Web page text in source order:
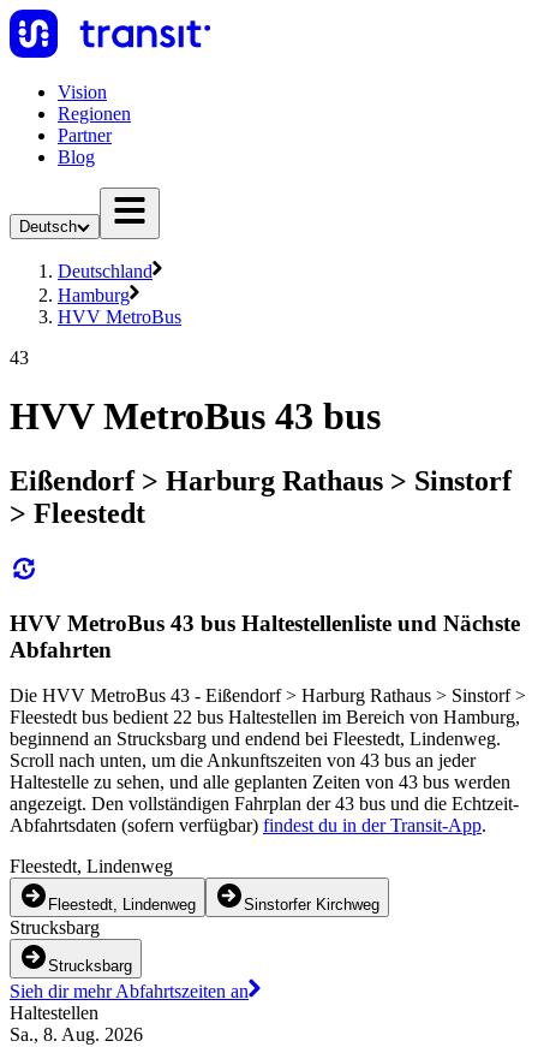
Vision
Regionen
Partner
Blog
Deutsch
Deutschland
Hamburg
HVV MetroBus
43
HVV MetroBus 43 bus
Eißendorf > Harburg Rathaus > Sinstorf
> Fleestedt
HVV MetroBus 43 bus Haltestellenliste und Nächste
Abfahrten
Die HVV MetroBus 43 - Eißendorf > Harburg Rathaus > Sinstorf >
Fleestedt bus bedient 22 bus Haltestellen im Bereich von Hamburg,
beginnend an Strucksbarg und endend bei Fleestedt, Lindenweg.
Scroll nach unten, um die Ankunftszeiten von 43 bus an jeder
Haltestelle zu sehen, und alle geplanten Zeiten von 43 bus werden
angezeigt. Den vollständigen Fahrplan der 43 bus und die Echtzeit-
Abfahrtsdaten (sofern verfügbar) findest du in der Transit-App.
Fleestedt, Lindenweg
Fleestedt, Lindenweg Sinstorfer Kirchweg
Strucksbarg
Strucksbarg
Sieh dir mehr Abfahrtszeiten an
Haltestellen
Sa., 8. Aug. 2026